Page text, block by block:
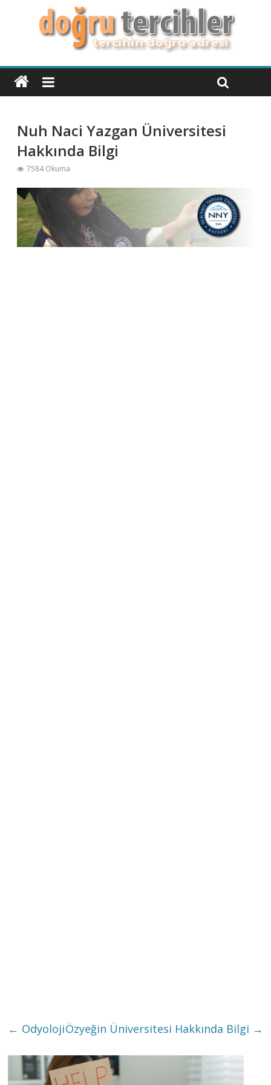
Nuh Naci Yazgan Üniversitesi
Hakkında Bilgi
7584 Okuma
← OdyolojiÖzyeğin Üniversitesi Hakkında Bilgi →